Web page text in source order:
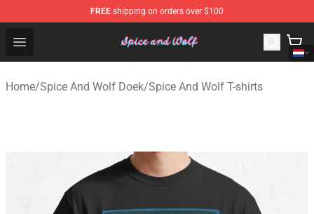
FREE shipping on orders over $100
Open menu
Spice And Wolf Store - Official Spice And Wolf
Home/Spice And Wolf Doek/Spice And Wolf T-shirts